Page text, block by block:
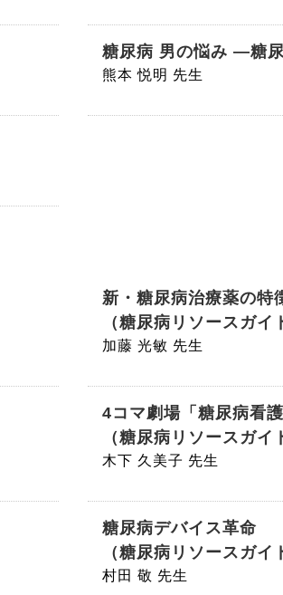
糖尿病 男の悩み ―糖
熊本 悦明 先生
新・糖尿病治療薬の特
（糖尿病リソースガイ
加藤 光敏 先生
4コマ劇場「糖尿病看
（糖尿病リソースガイ
木下 久美子 先生
糖尿病デバイス革命
（糖尿病リソースガイ
村田 敬 先生